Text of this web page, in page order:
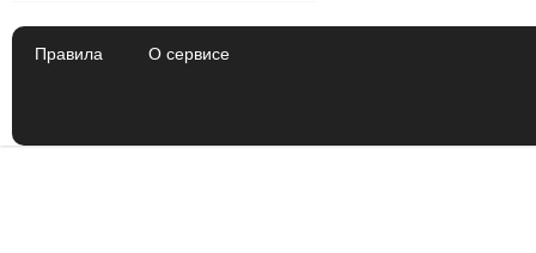
Правила О сервисе